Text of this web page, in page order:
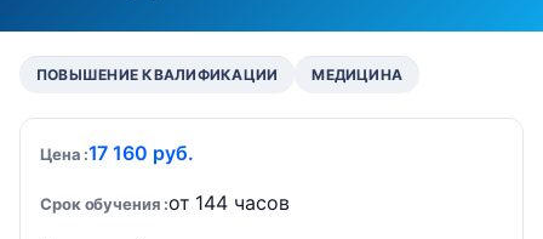
ПОВЫШЕНИЕ КВАЛИФИКАЦИИ МЕДИЦИНА
Цена 17 160 руб.
Срок обучения от 144 часов